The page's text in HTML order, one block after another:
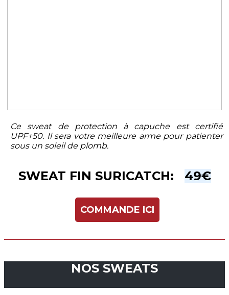
Ce sweat de protection à capuche est certifié
UPF+50. Il sera votre meilleure arme pour patienter
sous un soleil de plomb.
SWEAT FIN SURICATCH: 49€
COMMANDE ICI
NOS SWEATS